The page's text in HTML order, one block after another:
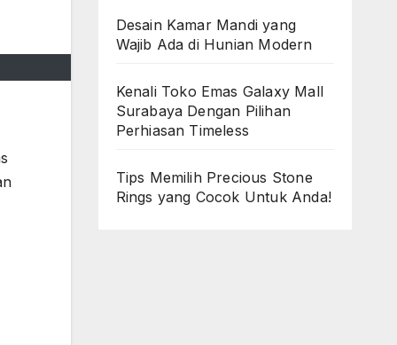
Desain Kamar Mandi yang
Wajib Ada di Hunian Modern
Kenali Toko Emas Galaxy Mall
Surabaya Dengan Pilihan
Perhiasan Timeless
Tips Memilih Precious Stone
Rings yang Cocok Untuk Anda!